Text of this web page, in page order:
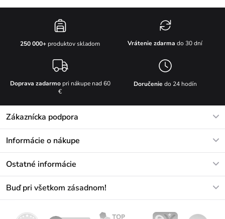
250 000+ produktov skladom Vrátenie zdarma do 30 dní
Doprava zadarmopri nákupe nad 60
€
Doručenie do 24 hodín
Zákaznícka podpora
info@vuch.sk
Informácie o nákupe
Materiály a údržba
Ostatné informácie
Darčekové poukazy
Buď pri všetkom zásadnom!